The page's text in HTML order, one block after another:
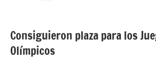
Consiguieron plaza para los
Olímpicos